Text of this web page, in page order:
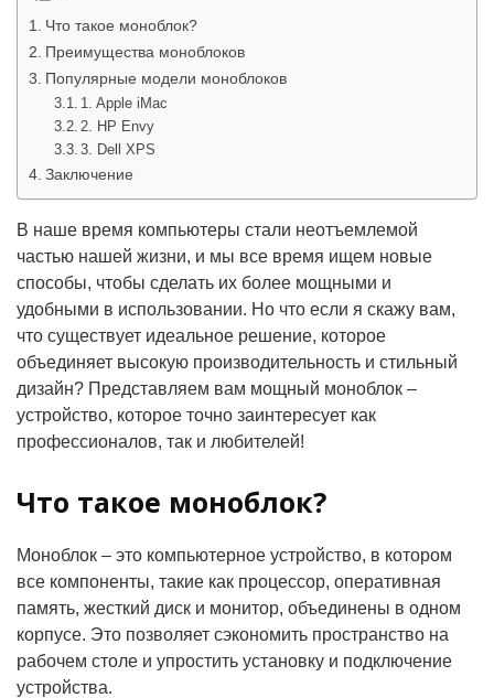
Что такое моноблок?
Преимущества моноблоков
Популярные модели моноблоков
1. Apple iMac
2. HP Envy
3. Dell XPS
Заключение
В наше время компьютеры стали неотъемлемой
частью нашей жизни, и мы все время ищем новые
способы, чтобы сделать их более мощными и
удобными в использовании. Но что если я скажу вам,
что существует идеальное решение, которое
объединяет высокую производительность и стильный
дизайн? Представляем вам мощный моноблок –
устройство, которое точно заинтересует как
профессионалов, так и любителей!
Что такое моноблок?
Моноблок – это компьютерное устройство, в котором
все компоненты, такие как процессор, оперативная
память, жесткий диск и монитор, объединены в одном
корпусе. Это позволяет сэкономить пространство на
рабочем столе и упростить установку и подключение
устройства.